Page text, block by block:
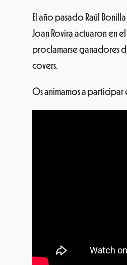
El año pasado Raül Bonilla
Joan Rovira actuaron en el
proclamarse ganadores
covers.
Os animamos a participar